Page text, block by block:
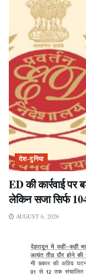
देश-दुनिया
ED की कार्रवाई
लेकिन सजा सिर्फ
AUGUST 6, 2026